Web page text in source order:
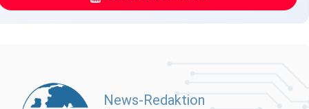
News-Redaktion